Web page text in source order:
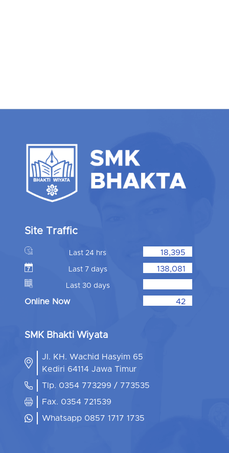
Site Traffic
Last 24 hrs 18,395
Last 7 days 138,081
Last 30 days
Online Now 42
SMK Bhakti Wiyata
Jl. KH. Wachid Hasyim 65
Kediri 64114 Jawa Timur
Tlp. 0354 773299 / 773535
Fax. 0354 721539
Whatsapp 0857 1717 1735